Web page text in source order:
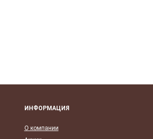
ИНФОРМАЦИЯ
О компании